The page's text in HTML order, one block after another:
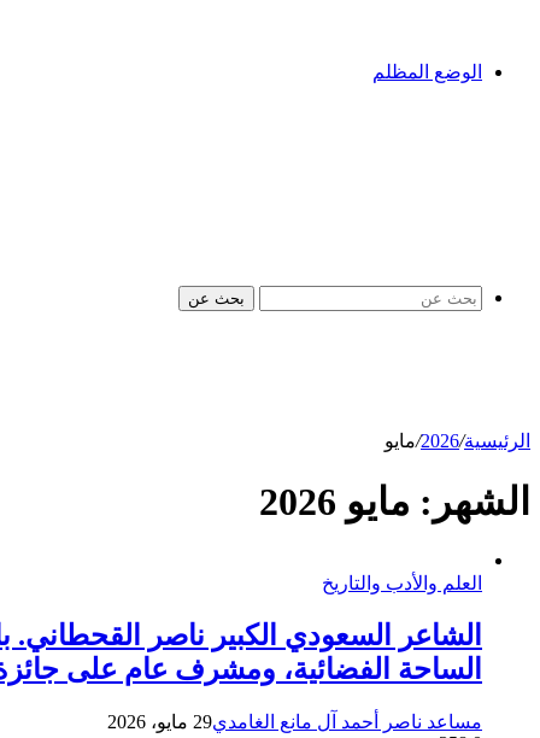
الوضع المظلم
بحث عن
الرئيسية/
2026
/مايو
الشهر: مايو 2026
العلم والأدب والتاريخ
الشاعر السعودي الكبير ناصر
الساحة الفضائية، ومشرف عام على جائزة
مساعد ناصر أحمد آل مانع الغامدي29 مايو، 2026